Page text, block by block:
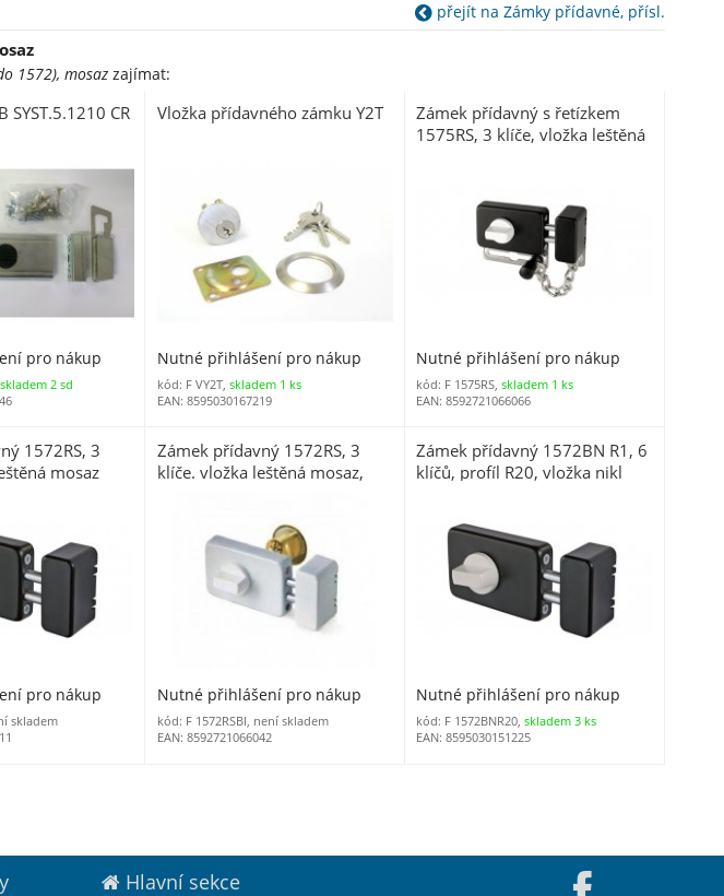
přejít na Zámky přídavné, přísl.
1572), mosazzajímat:
SYST.5.1210 CR
pro nákup
skladem 2 sd
Vložka přídavného zámku Y2T
Nutné přihlášení pro nákup
kód: F VY2T, skladem 1 ks
EAN: 8595030167219
Zámek přídavný s řetízkem
1575RS, 3 klíče, vložka leštěná
Nutné přihlášení pro nákup
kód: F 1575RS,skladem 1 ks
EAN: 8592721066066
1572RS, 3
mosaz
pro nákup
skladem
Zámek přídavný 1572RS, 3
klíče. vložka leštěná mosaz,
Nutné přihlášení pro nákup
kód: F 1572RSBI, není skladem
EAN: 8592721066042
Zámek přídavný 1572BN R1, 6
klíčů, profíl R20, vložka nikl
Nutné přihlášení pro nákup
kód: F 1572BNR20,skladem 3 ks
EAN: 8595030151225
Hlavní sekce